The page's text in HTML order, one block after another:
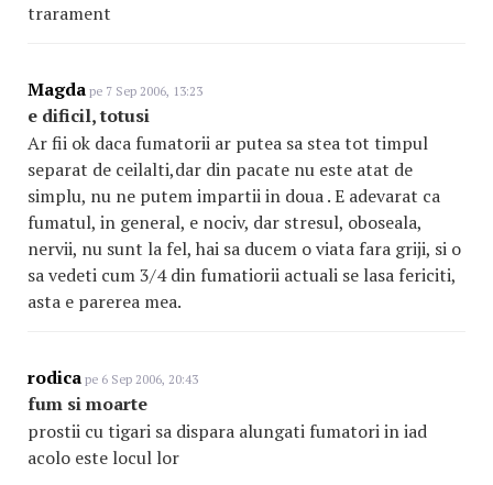
trarament
Magda pe 7 Sep 2006, 13:23
e dificil, totusi
Ar fii ok daca fumatorii ar putea sa stea tot timpul
separat de ceilalti,dar din pacate nu este atat de
simplu, nu ne putem impartii in doua . E adevarat ca
fumatul, in general, e nociv, dar stresul, oboseala,
nervii, nu sunt la fel, hai sa ducem o viata fara griji, si o
sa vedeti cum 3/4 din fumatiorii actuali se lasa fericiti,
asta e parerea mea.
rodica pe 6 Sep 2006, 20:43
fum si moarte
prostii cu tigari sa dispara alungati fumatori in iad
acolo este locul lor